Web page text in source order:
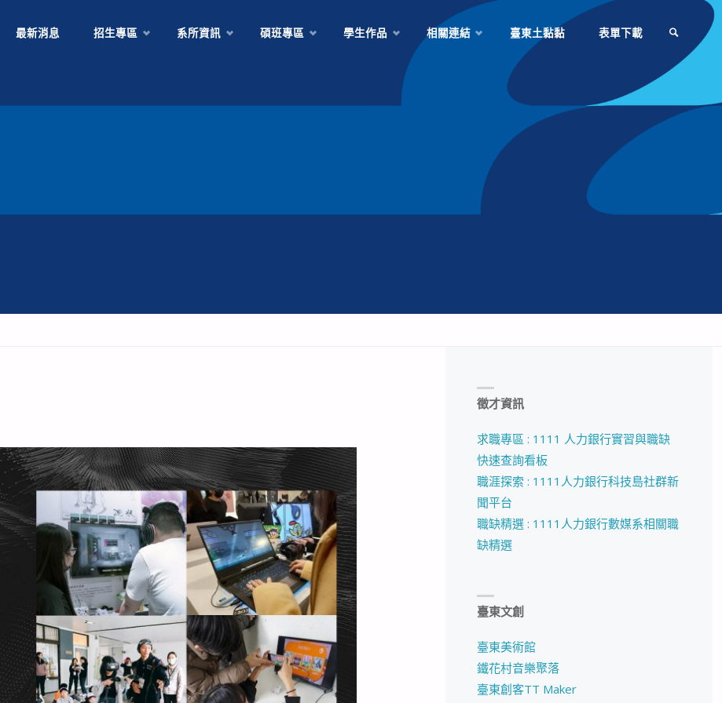
最新消息 招生專區 系所資訊 碩班專區 學生作品 相關連結 臺東土黏黏 表單下載
徵才資訊
求職專區 : 1111 人力銀行實習與職缺
快速查詢看板
職涯探索 : 1111人力銀行科技島社群新
聞平台
職缺精選 : 1111人力銀行數媒系相關職
缺精選
臺東文創
臺東美術館
鐵花村音樂聚落
臺東創客TT Maker